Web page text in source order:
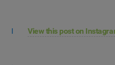
View this post on